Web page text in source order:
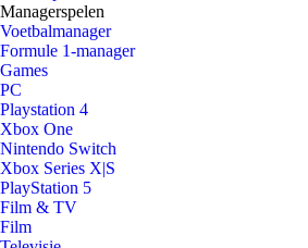
Managerspelen
Voetbalmanager
Formule 1-manager
Games
PC
Playstation 4
Xbox One
Nintendo Switch
Xbox Series X|S
PlayStation 5
Film & TV
Film